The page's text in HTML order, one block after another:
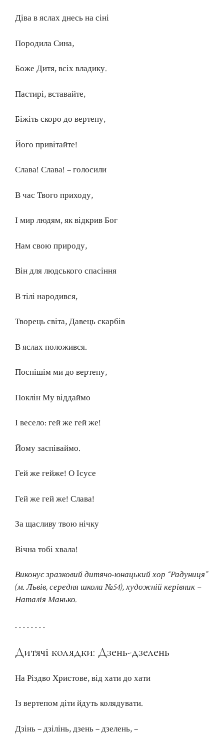
Діва в яслах днесь на сіні
Породила Сина,
Боже Дитя, всіх владику.
Пастирі, вставайте,
Біжіть скоро до вертепу,
Його привітайте!
Слава! Слава! – голосили
В час Твого приходу,
І мир людям, як відкрив Бог
Нам свою природу,
Він для людського спасіння
В тілі народився,
Творець світа, Давець скарбів
В яслах положився.
Поспішім ми до вертепу,
Поклін Му віддаймо
І весело: гей же гей же!
Йому заспіваймо.
Гей же гейже! О Ісусе
Гей же гей же! Слава!
За щасливу твою нічку
Вічна тобі хвала!
Виконує зразковий дитячо-юнацький хор “Радуниця”
(м. Львів, середня школа №54), художній керівник –
Наталія Манько.
. . . . . . . .
Дитячі колядки: Дзень-дзелень
На Різдво Христове, від хати до хати
Із вертепом діти йдуть колядувати.
Дзінь – дзілінь, дзень – дзелень, –